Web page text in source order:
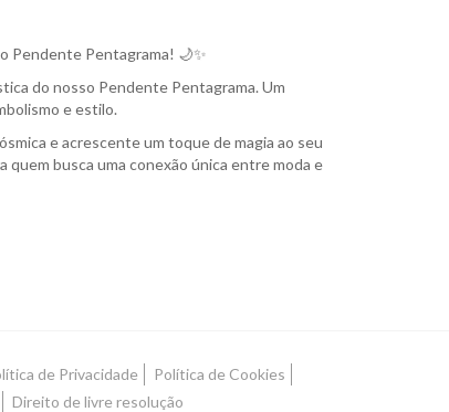
Pendente Pentagrama! 🌙✨
do nosso Pendente Pentagrama. Um
e estilo.
e acrescente um toque de magia ao seu
quem busca uma conexão única entre moda e
de Privacidade
Política de Cookies
Direito de livre resolução